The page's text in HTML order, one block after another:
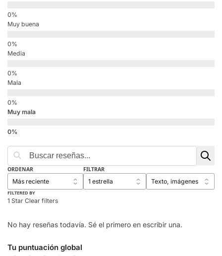
Muy buena
Media
Mala
Muy mala
ORDENAR FILTRAR
FILTERED BY
1 Star Clear filters
No hay reseñas todavía. Sé el primero en escribir una.
Tu puntuación global